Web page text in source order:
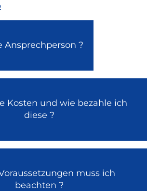
Ansprechperson ?
Kosten und wie bezahle ich
diese ?
muss ich
beachten ?